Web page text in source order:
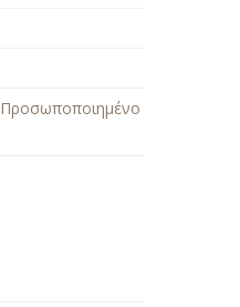
Προσωποποιημένο